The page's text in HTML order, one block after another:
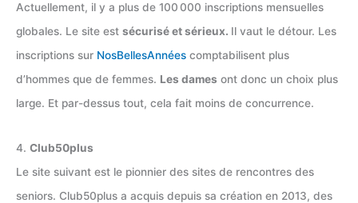
Actuellement, il y a plus de 100 000 inscriptions mensuelles
globales. Le site est sécurisé et sérieux. Il vaut le détour. Les
inscriptions sur NosBellesAnnées comptabilisent plus
d’hommes que de femmes. Les dames ont donc un choix plus
large. Et par-dessus tout, cela fait moins de concurrence.
4. Club50plus
Le site suivant est le pionnier des sites de rencontres des
seniors. Club50plus a acquis depuis sa création en 2013, des